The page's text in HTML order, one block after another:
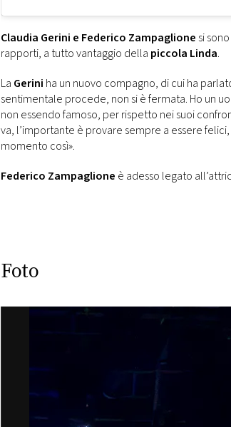
Claudia Gerini e Federico Zampaglione si
rapporti, a tutto vantaggio della piccola Linda.
La Gerini ha un nuovo compagno, di cui ha
sentimentale procede, non si è fermata. Ho un
non essendo famoso, per rispetto nei suoi
va, l’importante è provare sempre a essere
momento così».
Federico Zampaglione è adesso legato
Foto